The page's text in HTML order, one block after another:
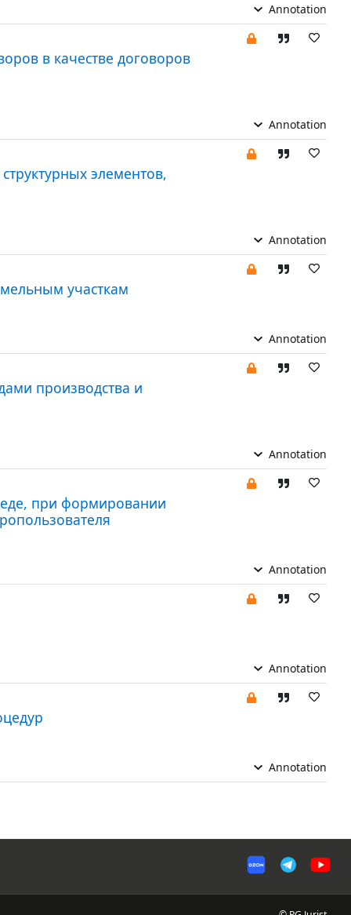
Annotation
в качестве договоров
Annotation
элементов,
Annotation
участкам
Annotation
производства и
Annotation
при формировании
Annotation
Annotation
Annotation